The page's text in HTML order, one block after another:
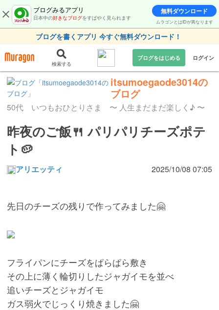
ブログみるアプリ
日本中の好きなブログをすばやく見られます
無料ダウンロード
ムラゴンとはIDが異なります
ブログを書くアプリ 今すぐ無料ダウンロード！
検索する
ブログをはじめる ログイン
itsumoegaode3014の
ブログ
50代 いつもおひとりさま 〜 人生まだまだ楽しく♪ 〜
昨夜のご飯🍴 パリパリチーズポテ
ト🥔
アリエッティ 2025/10/08 07:05
先日のチーズの残りで作ってみました🤗
フライパンにチーズをぱらぱら敷き
その上に薄く輪切りしたジャガイモを並べ
追いチーズとジャガイモ
ガス弱火でじっくり焼きました🤗